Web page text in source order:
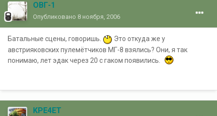
ОВГ-1
Опубликовано 8 ноября, 2006
Батальные сцены, говоришь.
Это откуда же у
австрияковских пулемётчиков МГ-8 взялись? Они, я так
понимаю, лет эдак через 20 с гаком появились.
KPE4ET